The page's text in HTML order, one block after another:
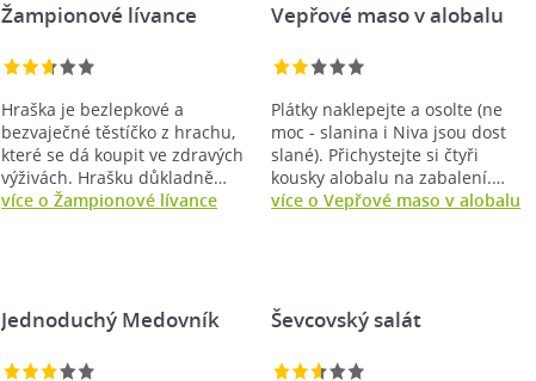
Žampionové lívance
Hraška je bezlepkové a
bezvaječné těstíčko z hrachu,
které se dá koupit ve zdravých
výživách. Hrašku důkladně…
více o Žampionové lívance
Vepřové maso v alobalu
Plátky naklepejte a osolte (ne
moc - slanina i Niva jsou dost
slané). Přichystejte si čtyři
kousky alobalu na zabalení.…
více o Vepřové maso v alobalu
Jednoduchý Medovník Ševcovský salát